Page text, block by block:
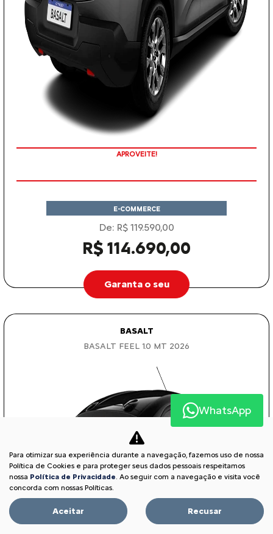
TAXA 0 %
E-COMMERCE
De: R$ 119.590,00
R$ 114.690,00
Garanta o seu
BASALT
BASALT FEEL 1.0 MT 2026
WhatsApp
Para otimizar sua experiência durante a navegação, fazemos uso de nossa
Política de Cookies e para proteger seus dados pessoais respeitamos
nossa Política de Privacidade. Ao seguir com a navegação e visita você
concorda com nossas Políticas.
Aceitar Recusar